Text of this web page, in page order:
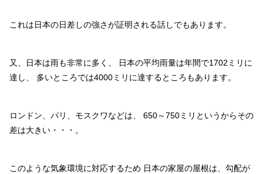
これは日本の日差しの強さが証明される話しでもあります。
又、日本は雨も非常に多く、
日本の平均雨量は年間で1702ミリに
達し、 多いところでは4000ミリに達するところもあります。
ロンドン、パリ、モスクワなどは、 650～750ミリというからその
差は大きい・・・。
このような気象環境に対応するため 日本の家屋の屋根は、勾配が